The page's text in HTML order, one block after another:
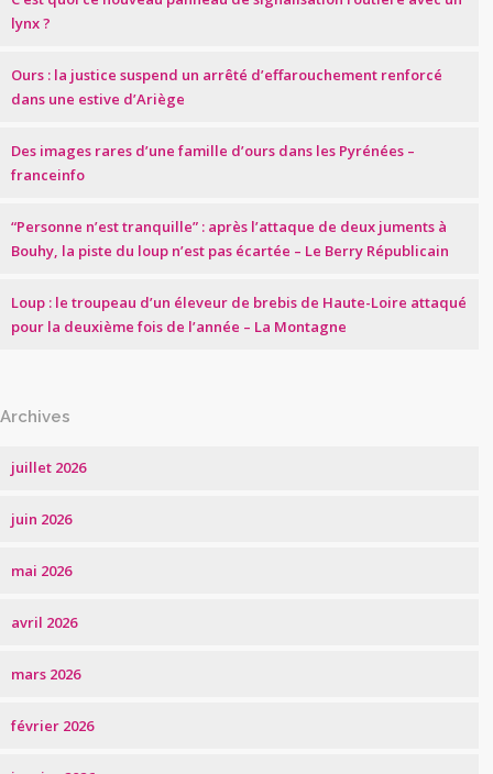
lynx ?
Ours : la justice suspend un arrêté d’effarouchement renforcé
dans une estive d’Ariège
Des images rares d’une famille d’ours dans les Pyrénées –
franceinfo
“Personne n’est tranquille” : après l’attaque de deux juments à
Bouhy, la piste du loup n’est pas écartée – Le Berry Républicain
Loup : le troupeau d’un éleveur de brebis de Haute-Loire attaqué
pour la deuxième fois de l’année – La Montagne
Archives
juillet 2026
juin 2026
mai 2026
avril 2026
mars 2026
février 2026